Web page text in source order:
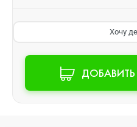
Хочу
ДОБАВИТЬ